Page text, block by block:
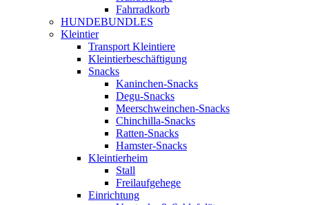
Fahrradkorb
HUNDEBUNDLES
Kleintier
Transport Kleintiere
Kleintierbeschäftigung
Snacks
Kaninchen-Snacks
Degu-Snacks
Meerschweinchen-Snacks
Chinchilla-Snacks
Ratten-Snacks
Hamster-Snacks
Kleintierheim
Stall
Freilaufgehege
Einrichtung